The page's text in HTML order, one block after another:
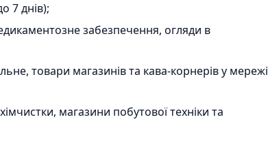
7 днів);
забезпечення, огляди в
товари магазинів та кава-корнерів у мережі
магазини побутової техніки та